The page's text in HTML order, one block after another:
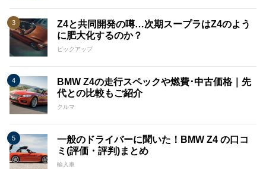
Z4と共同開発の噂…次期スープラはZ4のよう
に肥大化するのか？
ピックアップ
BMW Z4の走行スペックや燃費･中古価格｜先
代との比較もご紹介
クルマ
一般のドライバーに聞いた！BMW Z4 の口コ
ミ(評価・評判)まとめ
輸入車